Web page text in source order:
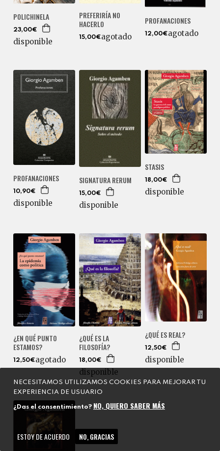
POLICHINELA
23,00€
disponible
PREFERIRÍA NO
HACERLO
15,00€agotado
PROFANACIONES
12,00€agotado
PROFANACIONES
10,90€
disponible
SIGNATURA RERUM
15,00€
disponible
STASIS
18,00€
disponible
¿EN QUÉ PUNTO
ESTAMOS?
12,50€agotado
¿QUÉ ES LA
FILOSOFÍA?
18,00€
disponible
¿QUÉ ES REAL?
12,50€
disponible
NECESITAMOS UTILIZAMOS COOKIES PARA MEJORAR TU
EXPERIENCIA DE USUARIO
¿Das el consentimiento? NO, QUIERO SABER MÁS
ESTOY DE ACUERDO NO, GRACIAS